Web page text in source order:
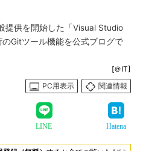
供を開始した「Visual Studio
Gitツール機能を公式ブログで
[＠IT]
PC用表示
関連情報
LINE Hatena